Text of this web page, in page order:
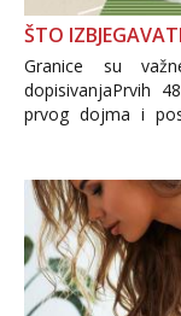
ŠTO
Granice su
dopisivanjaPrvih
prvog dojma i
Važno je
informacija, jer
povjerenje.